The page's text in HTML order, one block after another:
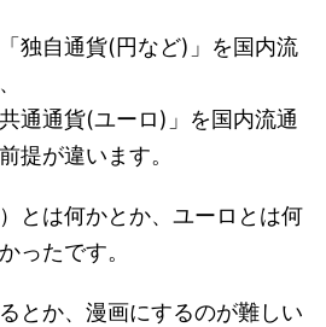
独自通貨(円など)」を国内流
通通貨(ユーロ)」を国内流通
提が違います。
とは何かとか、ユーロとは何
ったです。
とか、漫画にするのが難しい